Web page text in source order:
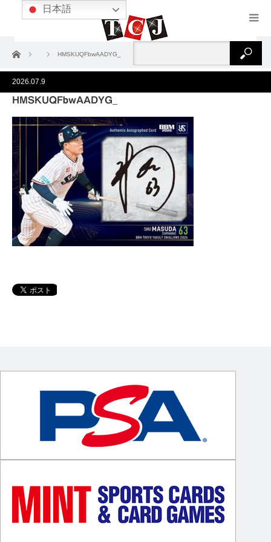
ホーム HMSKUQFbwAADYG_
2026.07.9
HMSKUQFbwAADYG_
日本語